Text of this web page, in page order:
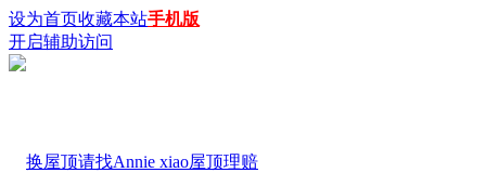
设为首页收藏本站手机版
开启辅助访问